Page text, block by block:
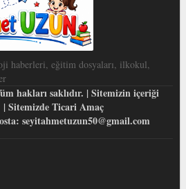
haberleri, eğitim dosyaları, ilkokul,
hakları saklıdır. | Sitemizin içeriği
Sitemizde Ticari Amaç
seyitahmetuzun50@gmail.com